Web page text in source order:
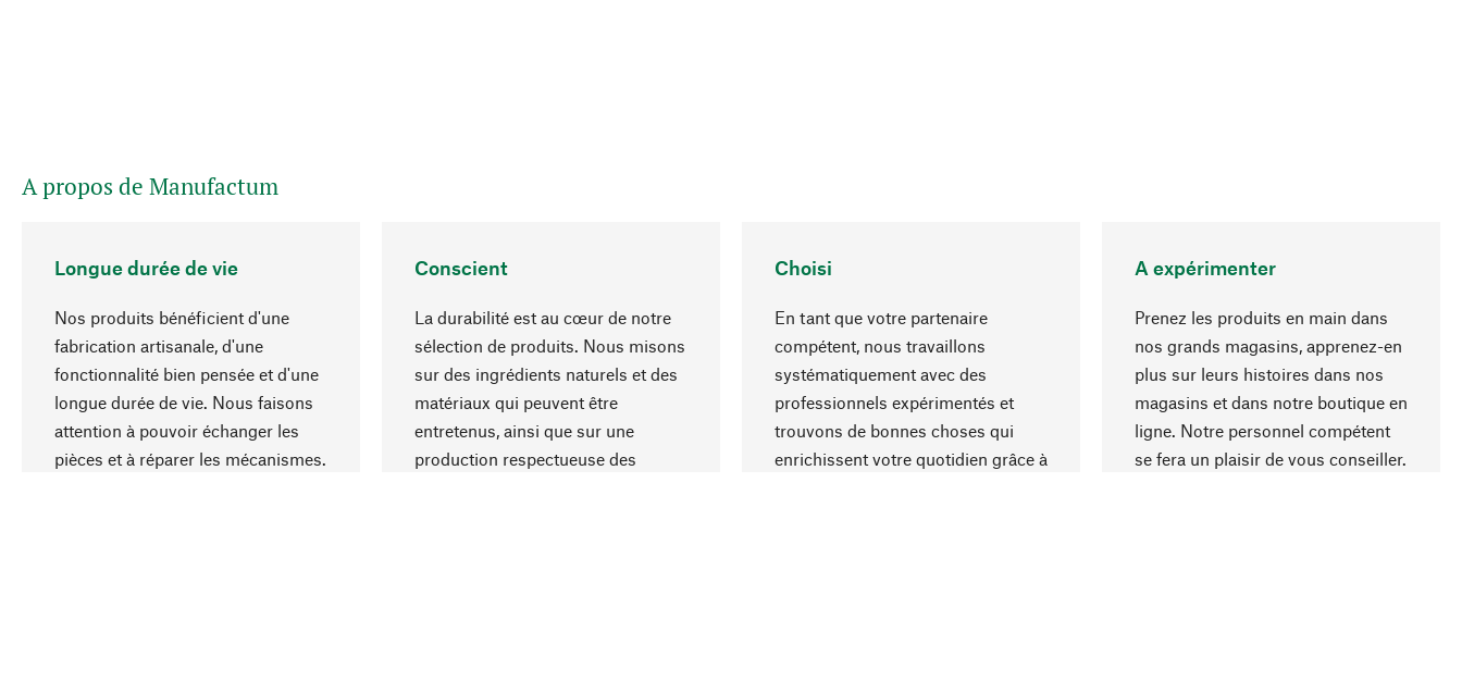
A propos de Manufactum
Longue durée de vie
Nos produits bénéficient d'une
fabrication artisanale, d'une
fonctionnalité bien pensée et d'une
longue durée de vie. Nous faisons
attention à pouvoir échanger les
pièces et à réparer les mécanismes.
Conscient
La durabilité est au cœur de notre
sélection de produits. Nous misons
sur des ingrédients naturels et des
matériaux qui peuvent être
entretenus, ainsi que sur une
production respectueuse des
Choisi
En tant que votre partenaire
compétent, nous travaillons
systématiquement avec des
professionnels expérimentés et
trouvons de bonnes choses qui
enrichissent votre quotidien grâce à
A expérimenter
Prenez les produits en main dans
nos grands magasins, apprenez-en
plus sur leurs histoires dans nos
magasins et dans notre boutique en
ligne. Notre personnel compétent
se fera un plaisir de vous conseiller.